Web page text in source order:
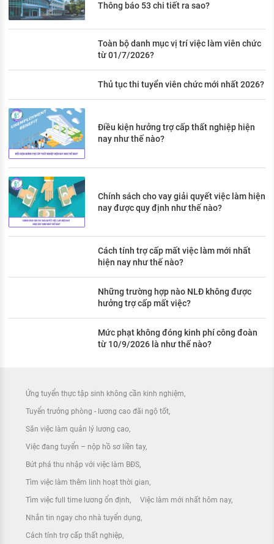
Thông báo 53 chi tiết ra sao?
Toàn bộ danh mục vị trí việc làm viên chức
từ 01/7/2026?
Thủ tục thi tuyển viên chức mới nhất 2026?
Điều kiện hưởng trợ cấp thất nghiệp hiện
nay như thế nào?
Chính sách cho vay giải quyết việc làm hiện
nay được quy định như thế nào?
Cách tính trợ cấp mất việc làm mới nhất
hiện nay như thế nào?
Những trường hợp nào NLĐ không được
hưởng trợ cấp mất việc?
Mức phạt không đóng kinh phí công đoàn
từ 10/9/2026 là như thế nào?
Ứng tuyển thực tập sinh không cần kinh nghiệm
Tuyển trưởng phòng - lương cao đãi ngộ tốt
Săn việc làm quản lý lương cao
Việc đang tuyển – nộp hồ sơ liền tay
Bứt phá thu nhập với việc làm BĐS
Tìm việc làm thêm linh hoạt thời gian
Tìm việc full time lương ổn định Việc làm mới nhất hôm nay
Nhắn tin ngay cho nhà tuyển dụng
Cách tính trợ cấp thất nghiệp